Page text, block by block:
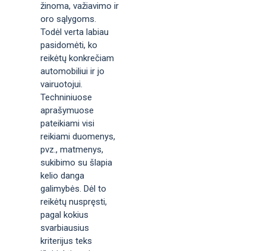
žinoma, važiavimo ir
oro sąlygoms.
Todėl verta labiau
pasidomėti, ko
reikėtų konkrečiam
automobiliui ir jo
vairuotojui.
Techniniuose
aprašymuose
pateikiami visi
reikiami duomenys,
pvz., matmenys,
sukibimo su šlapia
kelio danga
galimybės. Dėl to
reikėtų nuspręsti,
pagal kokius
svarbiausius
kriterijus teks